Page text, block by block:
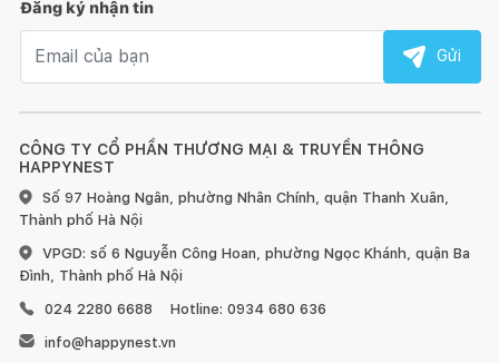
CÔNG TY CỔ PHẦN THƯƠNG MẠI & TRUYỀN THÔNG
HAPPYNEST
Số 97 Hoàng Ngân, phường Nhân Chính, quận Thanh Xuân,
Thành phố Hà Nội
VPGD: số 6 Nguyễn Công Hoan, phường Ngọc Khánh, quận Ba
Đình, Thành phố Hà Nội
024 2280 6688
Hotline: 0934 680 636
info@happynest.vn
Đăng ký nhận tin
Gửi